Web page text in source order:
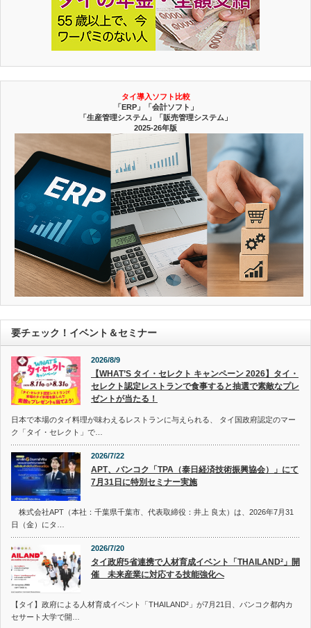
タイ導入ソフト比較
「ERP」「会計ソフト」
「生産管理システム」「販売管理システム」
2025-26年版
要チェック！イベント＆セミナー
2026/8/9
【WHAT’S タイ・セレクト キャンペーン 2026】タイ・
セレクト認定レストランで食事すると抽選で素敵なプレ
ゼントが当たる！
日本で本場のタイ料理が味わえるレストランに与えられる、 タイ国政府認定のマー
ク「タイ・セレクト」で…
2026/7/22
APT、バンコク「TPA（泰日経済技術振興協会）」にて
7月31日に特別セミナー実施
株式会社APT（本社：千葉県千葉市、代表取締役：井上 良太）は、2026年7月31
日（金）にタ…
2026/7/20
タイ政府5省連携で人材育成イベント「THAILAND²」開
催 未来産業に対応する技能強化へ
【タイ】政府による人材育成イベント「THAILAND²」が7月21日、バンコク都内カ
セサート大学で開…